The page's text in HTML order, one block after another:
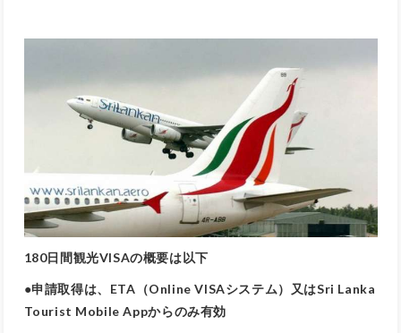
180日間観光VISAの概要は以下
●申請取得は、ETA（Online VISAシステム）又はSri Lanka
Tourist Mobile Appからのみ有効